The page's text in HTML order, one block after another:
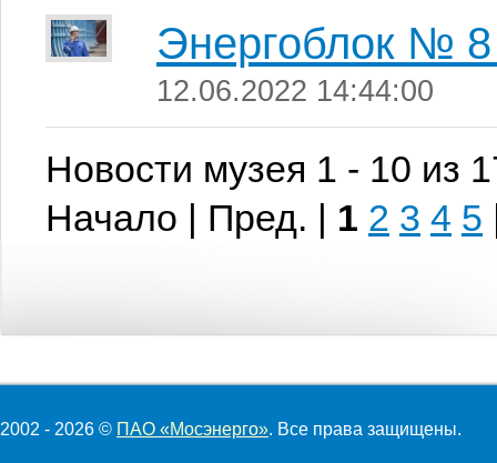
Энергоблок №
12.06.2022 14:44:00
Новости музея 1 - 10 из
Начало | Пред. | 1 2 3 4 5
2002 - 2026 © ПАО «Мосэнерго». Все права защищены.